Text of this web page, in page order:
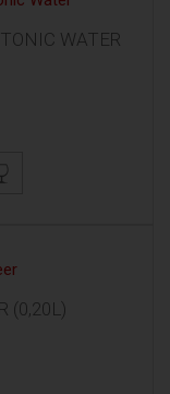
WATER
(0,20L)